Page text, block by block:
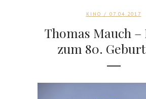
KINO / 07.04.2017
Thomas Mauch –
zum 80.